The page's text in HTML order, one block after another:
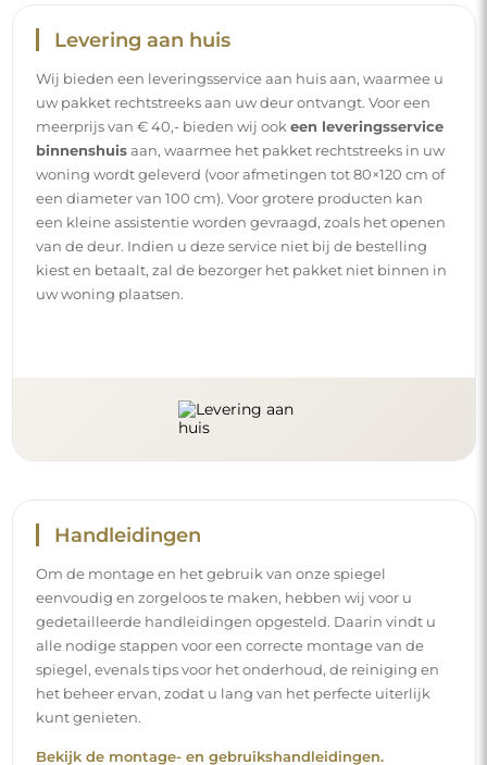
Handleidingen
Om de montage en het gebruik van onze spiegel
eenvoudig en zorgeloos te maken, hebben wij voor u
gedetailleerde handleidingen opgesteld. Daarin vindt u
alle nodige stappen voor een correcte montage van de
spiegel, evenals tips voor het onderhoud, de reiniging en
het beheer ervan, zodat u lang van het perfecte uiterlijk
Bekijk de montage- en gebruikshandleidingen.
Blijf op de hoogte van ons nieuws, inspiraties en
promoties, ontdek de nieuwste interieurtrends en vind
ideeën voor mooie interieurs. Sluit u aan bij onze
gemeenschap en ontdek wat wij speciaal voor u in petto
hebben!